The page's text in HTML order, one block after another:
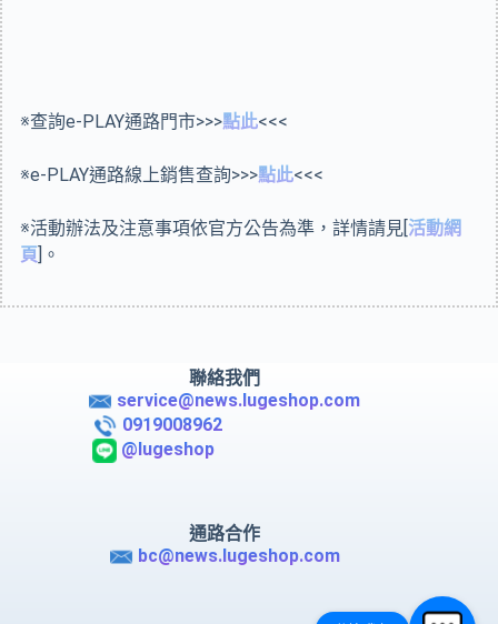
※查詢e-PLAY通路門市>>>點此<<<
※e-PLAY通路線上銷售查詢>>>點此<<<
※活動辦法及注意事項依官方公告為準，詳情請見[ 活動網
頁 ]。
聯絡我們
service@news.lugeshop.com
0919008962
@lugeshop
通路合作
bc@news.lugeshop.com